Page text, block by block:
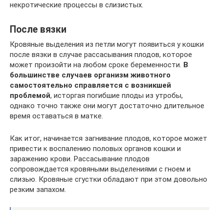
некротические процессы в слизистых.
После вязки
Кровяные выделения из петли могут появиться у кошки
после вязки в случае рассасывания плодов, которое
может произойти на любом сроке беременности. В
большинстве случаев организм животного
самостоятельно справляется с возникшей
проблемой, исторгая погибшие плоды из утробы,
однако точно также они могут достаточно длительное
время оставаться в матке.
Как итог, начинается загнивание плодов, которое может
привести к воспалению половых органов кошки и
заражению крови. Рассасывание плодов
сопровождается кровяными выделениями с гноем и
слизью. Кровяные сгустки обладают при этом довольно
резким запахом.